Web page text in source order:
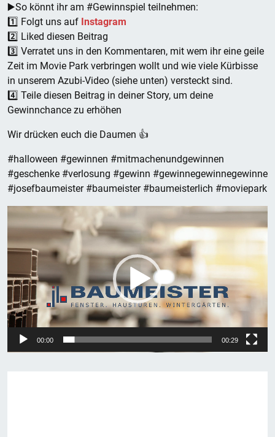
▶️So könnt ihr am #Gewinnspiel teilnehmen:
1️⃣ Folgt uns auf Instagram
2️⃣ Liked diesen Beitrag
3️⃣ Verratet uns in den Kommentaren, mit wem ihr eine geile
Zeit im Movie Park verbringen wollt und wie viele Kürbisse
in unserem Azubi-Video (siehe unten) versteckt sind.
4️⃣ Teile diesen Beitrag in deiner Story, um deine
Gewinnchance zu erhöhen
Wir drücken euch die Daumen 👍
#halloween #gewinnen #mitmachenundgewinnen
#geschenke #verlosung #gewinn #gewinnegewinnegewinne
#josefbaumeister #baumeister #baumeisterlich #moviepark
Video-
Player
00:00 00:29